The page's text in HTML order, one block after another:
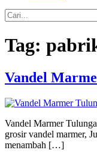
Tag:
Vandel
Vandel Marmer
grosir vandel marmer,
menambah […]